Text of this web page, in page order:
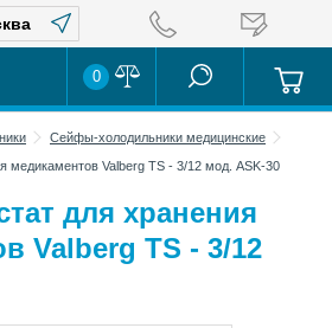
0
Сейфы-холодильники медицинские
медикаментов Valberg TS - 3/12 мод. ASK-30
для хранения
Valberg TS - 3/12